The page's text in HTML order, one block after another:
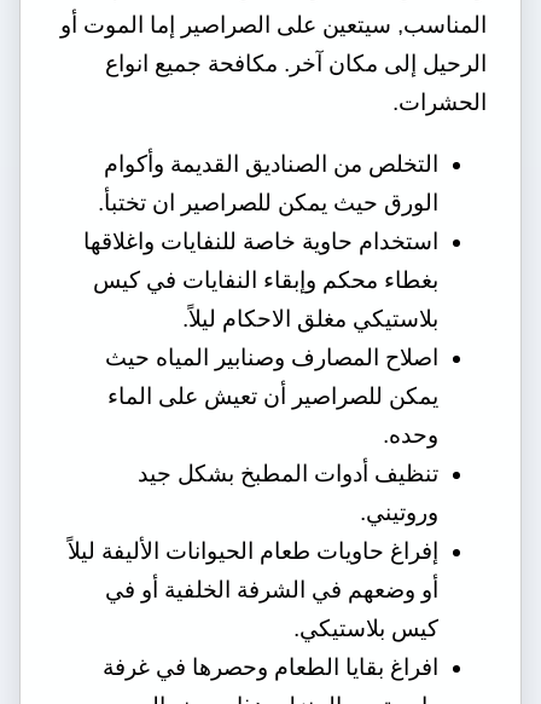
المناسب, سيتعين على الصراصير إما الموت أو
الرحيل إلى مكان آخر. مكافحة جميع انواع
الحشرات.
التخلص من الصناديق القديمة وأكوام
الورق حيث يمكن للصراصير ان تختبأ.
استخدام حاوية خاصة للنفايات واغلاقها
بغطاء محكم وإبقاء النفايات في كيس
بلاستيكي مغلق الاحكام ليلاً.
اصلاح المصارف وصنابير المياه حيث
يمكن للصراصير أن تعيش على الماء
وحده.
تنظيف أدوات المطبخ بشكل جيد
وروتيني.
إفراغ حاويات طعام الحيوانات الأليفة ليلاً
أو وضعهم في الشرفة الخلفية أو في
كيس بلاستيكي.
افراغ بقايا الطعام وحصرها في غرفة